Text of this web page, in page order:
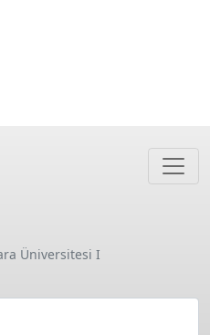
Üniversitesi I